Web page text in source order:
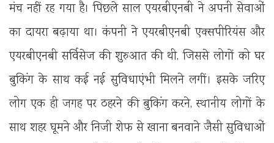
मंच नहीं रह गया है। पिछले साल एयरबीएनबी ने अपनी सेवाओं
का दायरा बढ़ाया था। कंपनी ने एयरबीएनबी एक्सपीरियंस और
एयरबीएनबी सर्विसेज की शुरुआत की थी, जिससे लोगों को घर
बुकिंग के साथ कई नई सुविधाएंभी मिलने लगीं। इसके जरिए
लोग एक ही जगह पर ठहरने की बुकिंग करने, स्थानीय लोगों के
साथ शहर घूमने और निजी शेफ से खाना बनवाने जैसी सुविधाओं